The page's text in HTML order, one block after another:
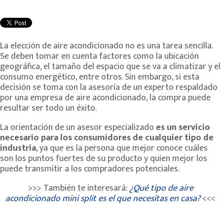
La elección de aire acondicionado no es una tarea sencilla.
Se deben tomar en cuenta factores como la ubicación
geográfica, el tamaño del espacio que se va a climatizar y el
consumo energético, entre otros. Sin embargo, si esta
decisión se toma con la asesoría de un experto respaldado
por una empresa de aire acondicionado, la compra puede
resultar ser todo un éxito.
La orientación de un asesor especializado esun servicio
necesario para los consumidores de cualquier tipo de
industria, ya que es la persona que mejor conoce cuáles
son los puntos fuertes de su producto y quien mejor los
puede transmitir a los compradores potenciales.
>>> También te interesará:¿Qué tipo de aire
acondicionado mini split es el que necesitas en casa?<<<